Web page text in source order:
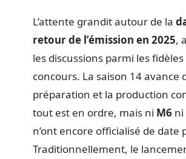
L’attente grandit autour de la
retour de l’émission en 2025,
les discussions parmi les fidèles
concours. La saison 14 avance
préparation et la production
tout est en ordre, mais ni M6 ni
n’ont encore officialisé de date
Traditionnellement, le